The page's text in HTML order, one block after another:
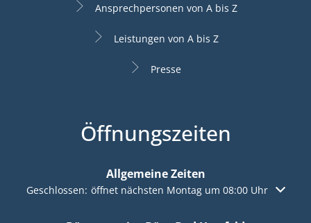
Ansprechpersonen von A bis Z
Leistungen von A bis Z
Presse
Öffnungszeiten
Allgemeine Zeiten
Klicken, um weitere Öffnungs- oder Schließzeiten
Geschlossen: öffnet nächsten Montag um 08:00 Uhr